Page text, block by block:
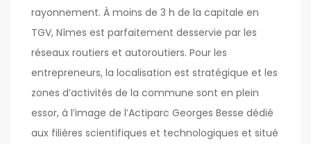
rayonnement. À moins de 3 h de la capitale en
TGV, Nîmes est parfaitement desservie par les
réseaux routiers et autoroutiers. Pour les
entrepreneurs, la localisation est stratégique et les
zones d’activités de la commune sont en plein
essor, à l’image de l’Actiparc Georges Besse dédié
aux filières scientifiques et technologiques et situé